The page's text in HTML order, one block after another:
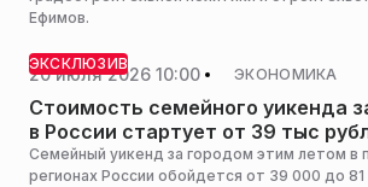
Ефимов.
ЭКСКЛЮЗИВ
20 июля 2026 10:00 ЭКОНОМИКА
Стоимость семейного уикенда
в России стартует от 39 тыс
Семейный уикенд за городом этим летом в
регионах России обойдется от 39 000 до